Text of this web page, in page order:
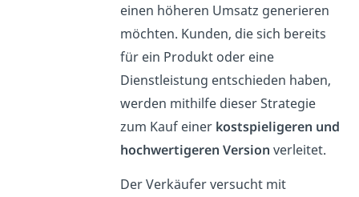
einen höheren Umsatz generieren
möchten. Kunden, die sich bereits
für ein Produkt oder eine
Dienstleistung entschieden haben,
werden mithilfe dieser Strategie
zum Kauf einer kostspieligeren und
hochwertigeren Version verleitet.
Der Verkäufer versucht mit